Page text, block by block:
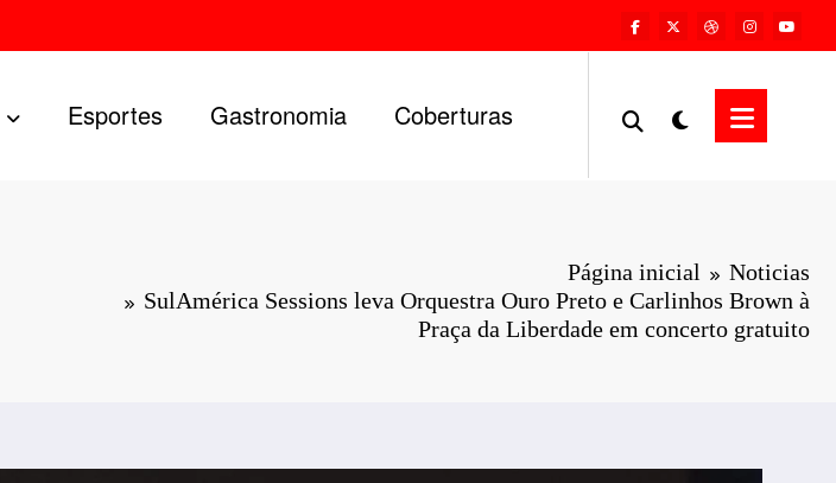
Esportes Gastronomia Coberturas
Página inicial
Noticias
SulAmérica Sessions leva Orquestra Ouro Preto e Carlinhos Brown à
Praça da Liberdade em concerto gratuito